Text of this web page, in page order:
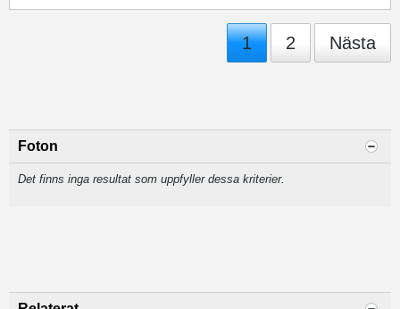
1 2 Nästa
Foton
Det finns inga resultat som uppfyller dessa kriterier.